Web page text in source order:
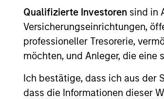
Qualifizierte Investoren sind in
Versicherungseinrichtungen,
professioneller Tresorerie,
möchten, und Anleger, die
Ich bestätige, dass ich aus der
dass die Informationen dieser
Commodity
Optimism in
Discover what key trends
up an optimistic outlook